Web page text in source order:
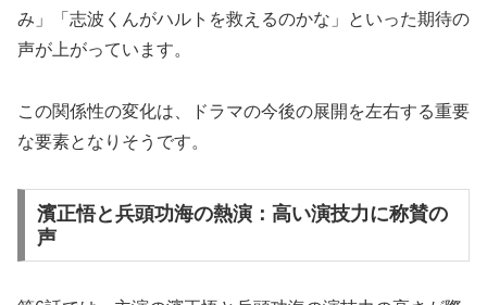
み」「志波くんがハルトを救えるのかな」といった期待の
声が上がっています。
この関係性の変化は、ドラマの今後の展開を左右する重要
な要素となりそうです。
濱正悟と兵頭功海の熱演：高い演技力に称賛の
声